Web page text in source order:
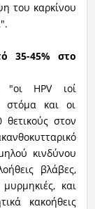
του καρκίνου
35-45% στο
HPV ιοί
στόμα και οι
θετικούς στον
κινδύνου
βλάβες,
και
κακοήθεις